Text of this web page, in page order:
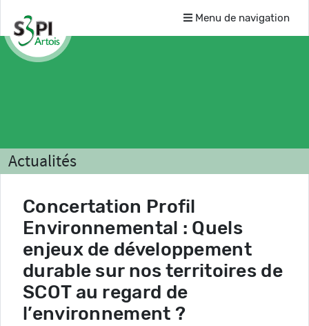
Menu de navigation
Actualités
Concertation Profil
Environnemental : Quels
enjeux de développement
durable sur nos territoires de
SCOT au regard de
l’environnement ?